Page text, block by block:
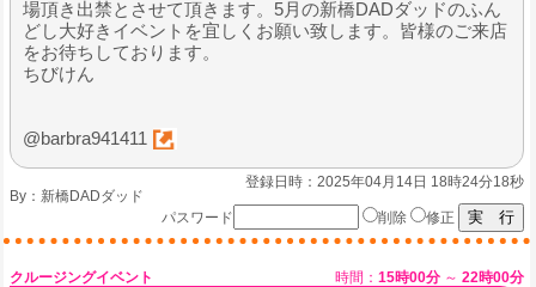
場頂き出禁とさせて頂きます。5月の新橋DADダッドのふん
どし大好きイベントを宜しくお願い致します。皆様のご来店
をお待ちしております。
ちびけん
@barbra941411
登録日時：2025年04月14日 18時24分18秒
By： 新橋DADダッド
パスワード
削除 修正
クルージングイベント 時間： 15時00分 ～ 22時00分